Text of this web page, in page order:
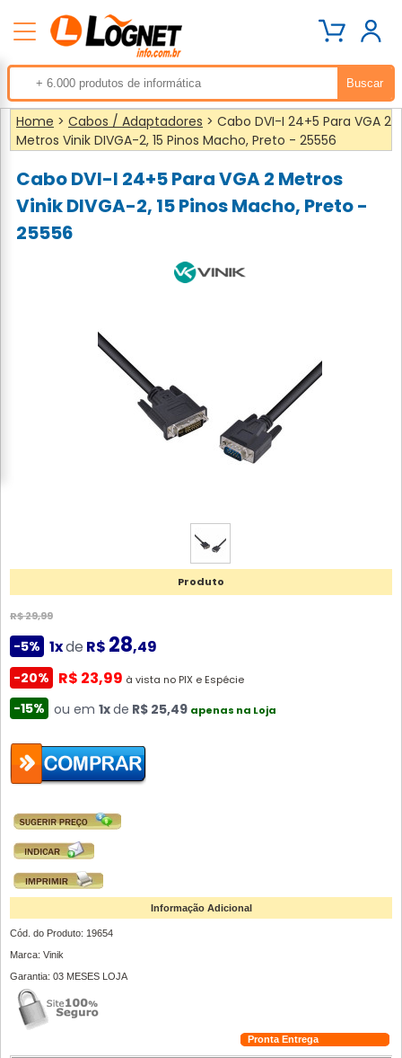
Home > Cabos / Adaptadores > Cabo DVI-I 24+5 Para VGA 2
Metros Vinik DIVGA-2, 15 Pinos Macho, Preto - 25556
Cabo DVI-I 24+5 Para VGA 2 Metros
Vinik DIVGA-2, 15 Pinos Macho, Preto -
25556
Produto
R$ 29,99
-5% 1xde R$ 28,49
-20% R$ 23,99 à vista no PIX e Espécie
-15% ou em 1xde R$ 25,49 apenas na Loja
Informação Adicional
Cód. do Produto: 19654
Marca: Vinik
Garantia: 03 MESES LOJA
Pronta Entrega